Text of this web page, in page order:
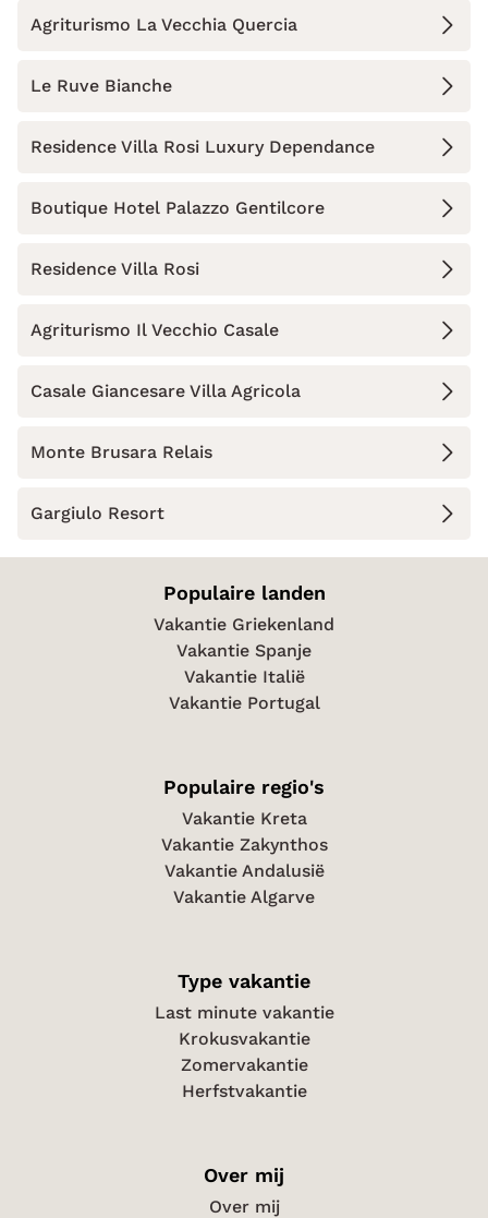
Agriturismo La Vecchia Quercia
Le Ruve Bianche
Residence Villa Rosi Luxury Dependance
Boutique Hotel Palazzo Gentilcore
Residence Villa Rosi
Agriturismo Il Vecchio Casale
Casale Giancesare Villa Agricola
Monte Brusara Relais
Gargiulo Resort
Populaire landen
Vakantie Griekenland
Vakantie Spanje
Vakantie Italië
Vakantie Portugal
Populaire regio's
Vakantie Kreta
Vakantie Zakynthos
Vakantie Andalusië
Vakantie Algarve
Type vakantie
Last minute vakantie
Krokusvakantie
Zomervakantie
Herfstvakantie
Over mij
Over mij